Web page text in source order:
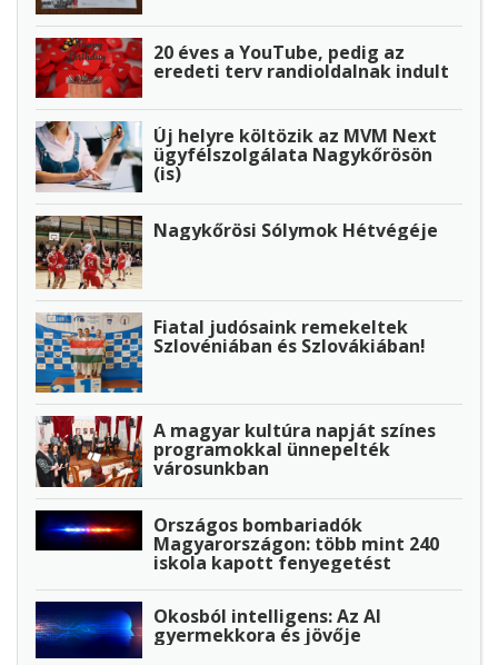
20 éves a YouTube, pedig az
eredeti terv randioldalnak indult
Új helyre költözik az MVM Next
ügyfélszolgálata Nagykőrösön
(is)
Nagykőrösi Sólymok Hétvégéje
Fiatal judósaink remekeltek
Szlovéniában és Szlovákiában!
A magyar kultúra napját színes
programokkal ünnepelték
városunkban
Országos bombariadók
Magyarországon: több mint 240
iskola kapott fenyegetést
Okosból intelligens: Az AI
gyermekkora és jövője